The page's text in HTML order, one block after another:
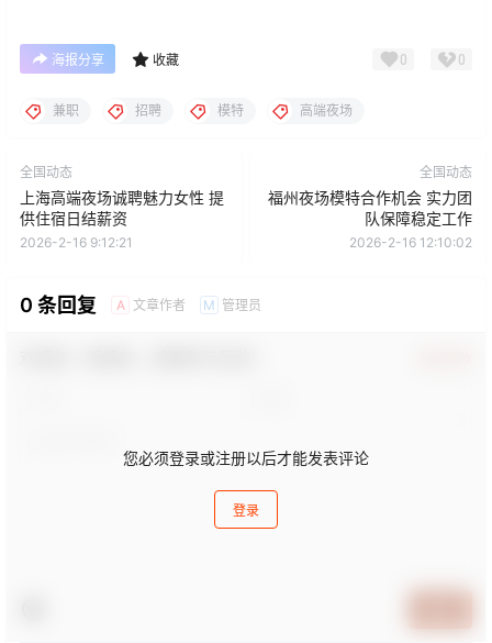
海报分享 收藏 0 0
兼职 招聘 模特 高端夜场
全国动态
上海高端夜场诚聘魅力女性 提
供住宿日结薪资
2026-2-16 9:12:21
全国动态
福州夜场模特合作机会 实力团
队保障稳定工作
2026-2-16 12:10:02
0 条回复 A 文章作者 M 管理员
您必须登录或注册以后才能发表评论
登录